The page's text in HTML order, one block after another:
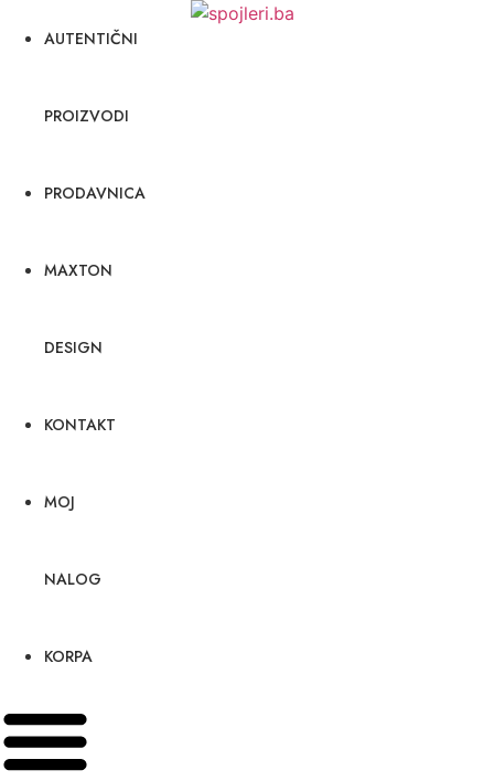
AUTENTIČNI
PROIZVODI
PRODAVNICA
MAXTON
DESIGN
KONTAKT
MOJ
NALOG
KORPA